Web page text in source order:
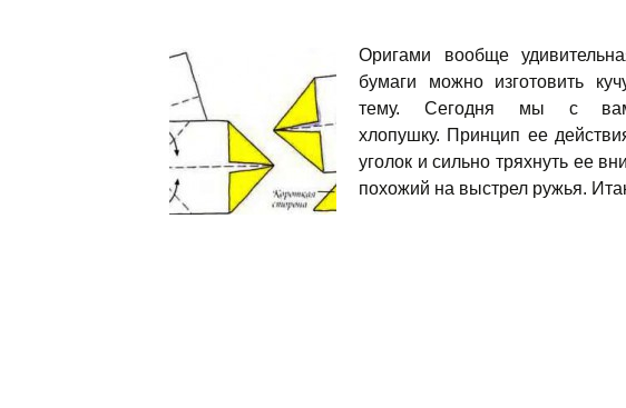
Оригами вообще
бумаги можно изготовить
тему. Сегодня мы с
хлопушку. Принцип ее
уголок и сильно тряхнуть ее
похожий на выстрел ружья.